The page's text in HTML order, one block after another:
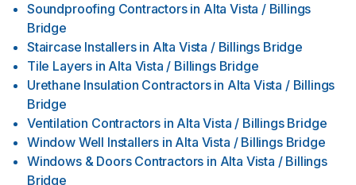
Soundproofing Contractors in Alta Vista / Billings
Bridge
Staircase Installers in Alta Vista / Billings Bridge
Tile Layers in Alta Vista / Billings Bridge
Urethane Insulation Contractors in Alta Vista / Billings
Bridge
Ventilation Contractors in Alta Vista / Billings Bridge
Window Well Installers in Alta Vista / Billings Bridge
Windows & Doors Contractors in Alta Vista / Billings
Bridge